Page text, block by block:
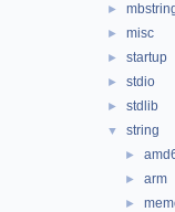
►
► misc
► startup
► stdio
► stdlib
▼ string
►
► arm
►